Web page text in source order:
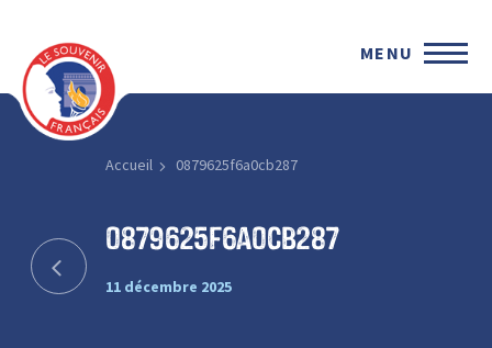
MENU
Accueil 0879625f6a0cb287
0879625f6a0cb287
11 décembre 2025